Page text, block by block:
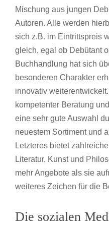
Mischung aus jungen
Autoren. Alle werden
sich z.B. im Eintrittspreis
gleich, egal ob Debütant
Buchhandlung hat sich
besonderen Charakter
innovativ
kompetenter Beratung
eine sehr gute Auswahl
neuestem Sortiment und
Letzteres bietet
Literatur, Kunst und
mehr Angebote als sie
weiteres Zeichen für die
Die sozialen